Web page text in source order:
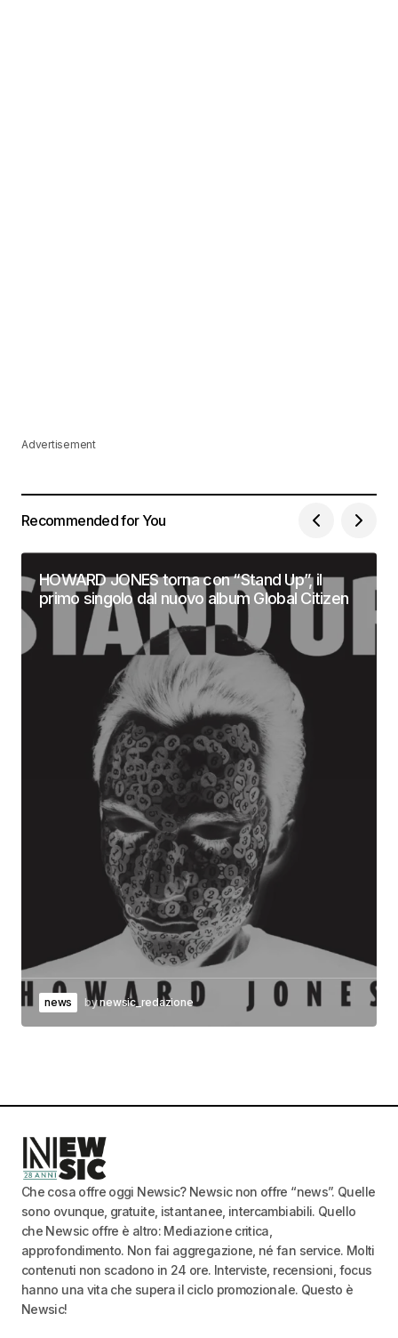
Advertisement
Recommended for You
HOWARD JONES torna con “Stand Up”, il
primo singolo dal nuovo album Global Citizen
news bynewsic_redazione
Che cosa offre oggi Newsic? Newsic non offre “news”. Quelle
sono ovunque, gratuite, istantanee, intercambiabili. Quello
che Newsic offre è altro: Mediazione critica,
approfondimento. Non fai aggregazione, né fan service. Molti
contenuti non scadono in 24 ore. Interviste, recensioni, focus
hanno una vita che supera il ciclo promozionale. Questo è
Newsic!